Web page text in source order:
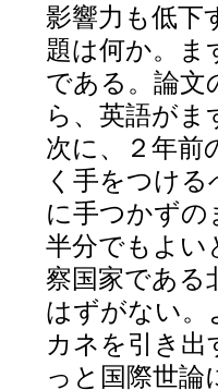
影響力も低下
題は何か。ま
である。論文
ら、英語が
次に、２年前
く手をつけ
に手つかずの
半分でもよい
察国家である
はずがない。
カネを引き出
っと国際世論